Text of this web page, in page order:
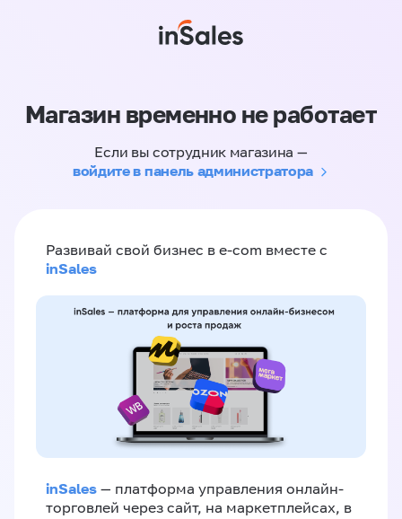
Магазин временно не работает
Если вы сотрудник магазина —
войдите в панель администратора
Развивай свой бизнес в e-com вместе с
inSales
inSales — платформа управления онлайн-
торговлей через сайт, на маркетплейсах, в